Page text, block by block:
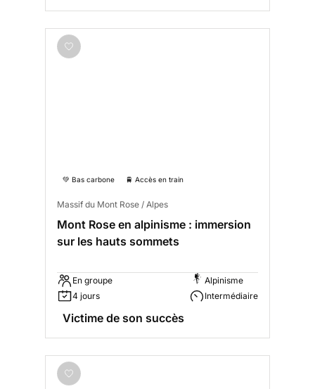
💚 Bas carbone 🚆 Accès en train
Massif du Mont Rose / Alpes
Mont Rose en alpinisme : immersion
sur les hauts sommets
En groupe
4 jours
Alpinisme
Intermédiaire
Victime de son succès